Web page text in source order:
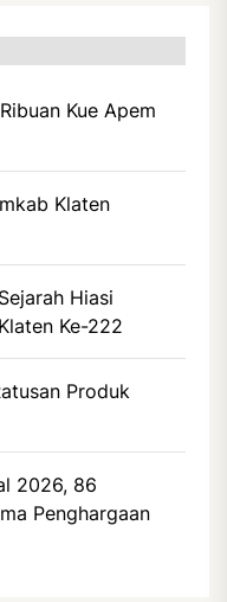
Kue Apem
Klaten
Hiasi
Ke-222
Produk
2026, 86
Penghargaan